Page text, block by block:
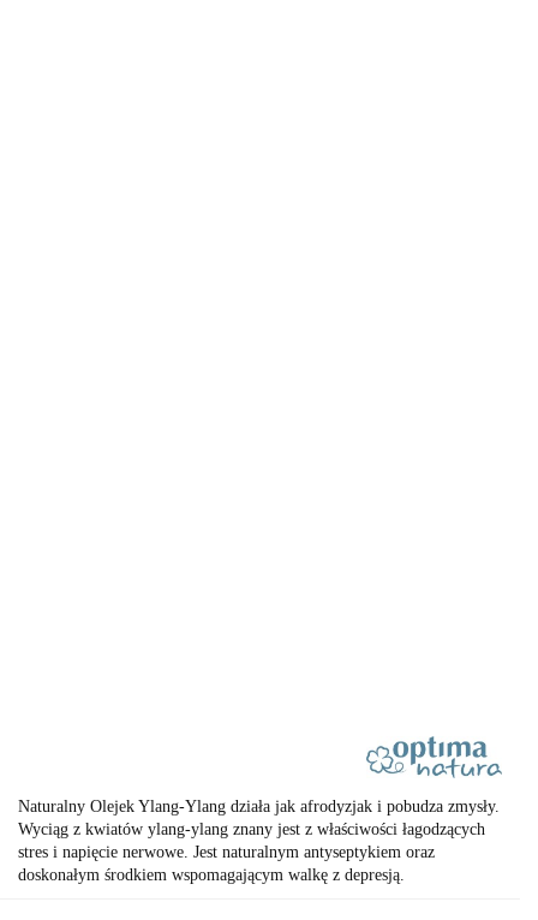
Naturalny Olejek Ylang-Ylang działa jak afrodyzjak i pobudza zmysły.
Wyciąg z kwiatów ylang-ylang znany jest z właściwości łagodzących
stres i napięcie nerwowe. Jest naturalnym antyseptykiem oraz
doskonałym środkiem wspomagającym walkę z depresją.